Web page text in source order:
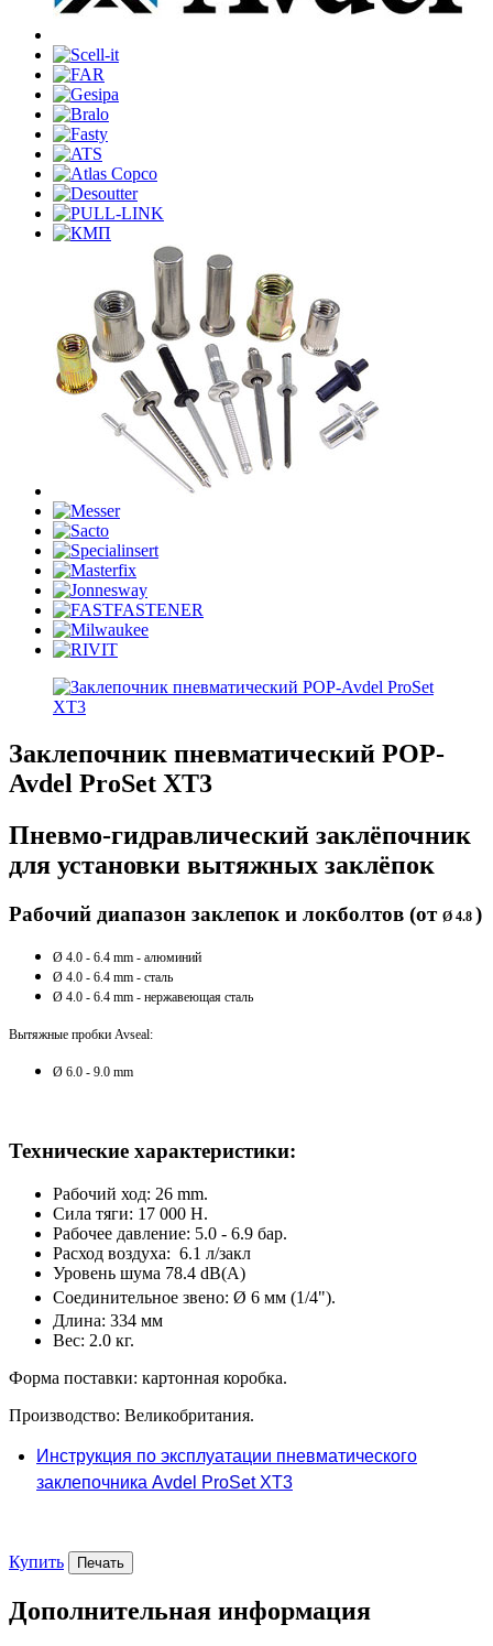
Заклепочник пневматический POP-
Avdel ProSet XT3
Пневмо-гидравлический заклёпочник
для установки вытяжных заклёпок
Рабочий диапазон заклепок и локболтов (от Ø 4.8 )
Ø 4.0 - 6.4 mm - алюминий
Ø 4.0 - 6.4 mm - сталь
Ø 4.0 - 6.4 mm - нержавеющая сталь
​Вытяжные пробки Avseal:
Ø 6.0 - 9.0 mm
​Технические характеристики:
Рабочий ход: 26 mm.
Сила тяги: 17 000 Н.
Рабочее давление: 5.0 - 6.9 бар.
Расход воздуха: 6.1 л/закл
Уровень шума 78.4 dB(A)
Соединительное звено: Ø 6 мм (1/4").
Длина: 334 мм
Вес: 2.0 кг.
Форма поставки: картонная коробка.
Производство: Великобритания.
Инструкция по эксплуатации пневматического
заклепочника Avdel ProSet XT3
Купить Печать
Дополнительная информация